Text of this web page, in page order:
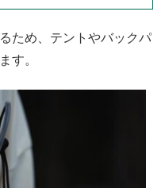
ため、テントやバックパ
す。